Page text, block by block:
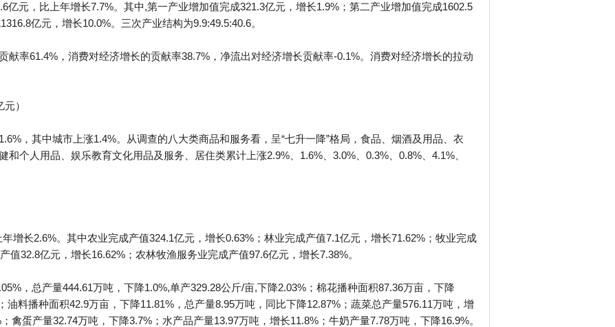
亿元，比上年增长7.7%。其中,第一产业增加值完成321.3亿元，增长1.9%；第二产业增加值完成1602.5
亿元，增长10.0%。三次产业结构为9.9:49.5:40.6。
献率61.4%，消费对经济增长的贡献率38.7%，净流出对经济增长贡献率-0.1%。消费对经济增长的拉动
）
，其中城市上涨1.4%。从调查的八大类商品和服务看，呈“七升一降”格局，食品、烟酒及用品、衣
个人用品、娱乐教育文化用品及服务、居住类累计上涨2.9%、1.6%、3.0%、0.3%、0.8%、4.1%、
增长2.6%。其中农业完成产值324.1亿元，增长0.63%；林业完成产值7.1亿元，增长71.62%；牧业完成
值32.8亿元，增长16.62%；农林牧渔服务业完成产值97.6亿元，增长7.38%。
，总产量444.61万吨，下降1.0%,单产329.28公斤/亩,下降2.03%；棉花播种面积87.36万亩，下降
油料播种面积42.9万亩，下降11.81%，总产量8.95万吨，同比下降12.87%；蔬菜总产量576.11万吨，增
禽蛋产量32.74万吨，下降3.7%；水产品产量13.97万吨，增长11.8%；牛奶产量7.78万吨，下降16.9%。